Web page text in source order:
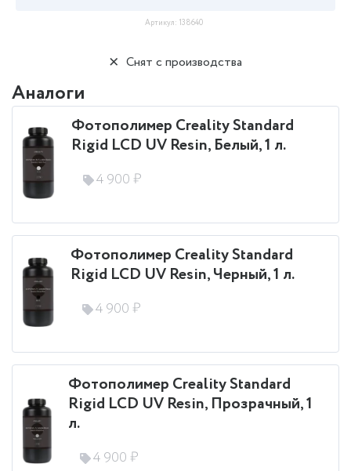
Снят с производства
Аналоги
Фотополимер Creality Standard
Rigid LCD UV Resin, Белый, 1 л.
4 900 ₽
Фотополимер Creality Standard
Rigid LCD UV Resin, Черный, 1 л.
4 900 ₽
Фотополимер Creality Standard
Rigid LCD UV Resin, Прозрачный, 1
л.
4 900 ₽
Артикул: 138640